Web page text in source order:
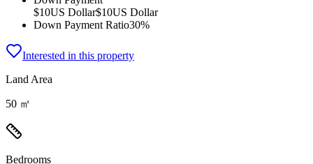
$10US Dollar$10US Dollar
Down Payment Ratio30%
Interested in this property
Land Area
50 ㎡
Bedrooms